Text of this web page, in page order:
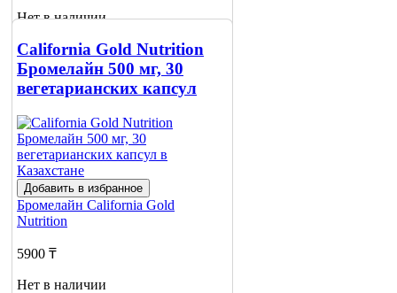
Нет в наличии
Сообщить
о наличии
California Gold Nutrition
Бромелайн 500 мг, 30
вегетарианских капсул
Добавить в избранное
Бромелайн California Gold
Nutrition
5900 ₸
Нет в наличии